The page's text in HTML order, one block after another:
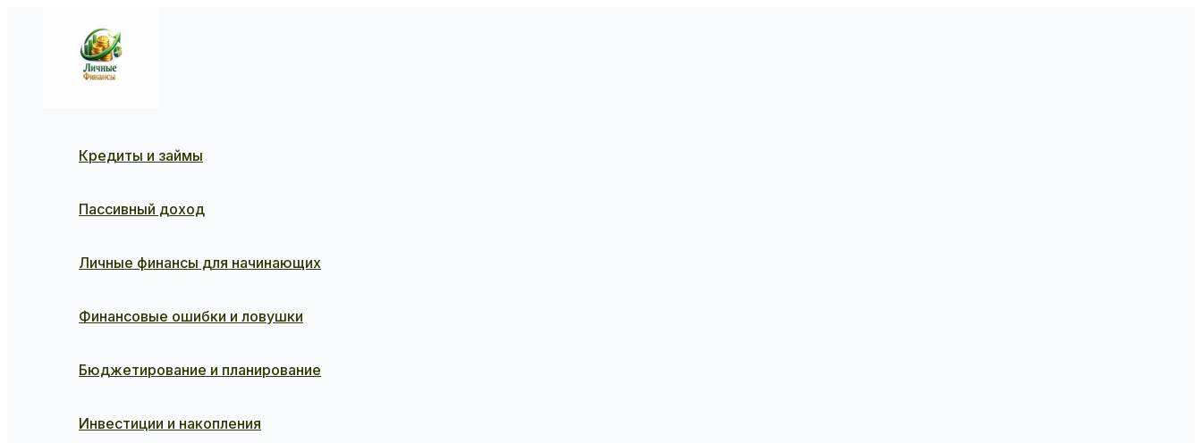
содержимому
Кредиты и займы
Пассивный доход
Личные финансы для начинающих
Финансовые ошибки и ловушки
Бюджетирование и планирование
Инвестиции и накопления